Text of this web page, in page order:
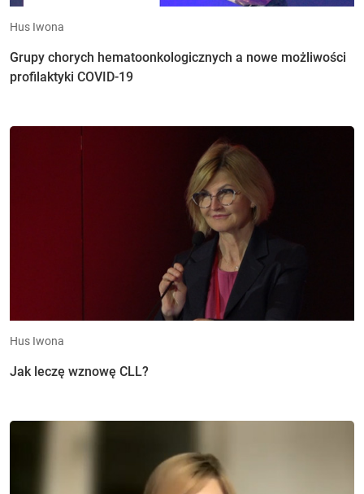
Hus Iwona
Grupy chorych hematoonkologicznych a nowe możliwości
profilaktyki COVID-19
Hus Iwona
Jak leczę wznowę CLL?